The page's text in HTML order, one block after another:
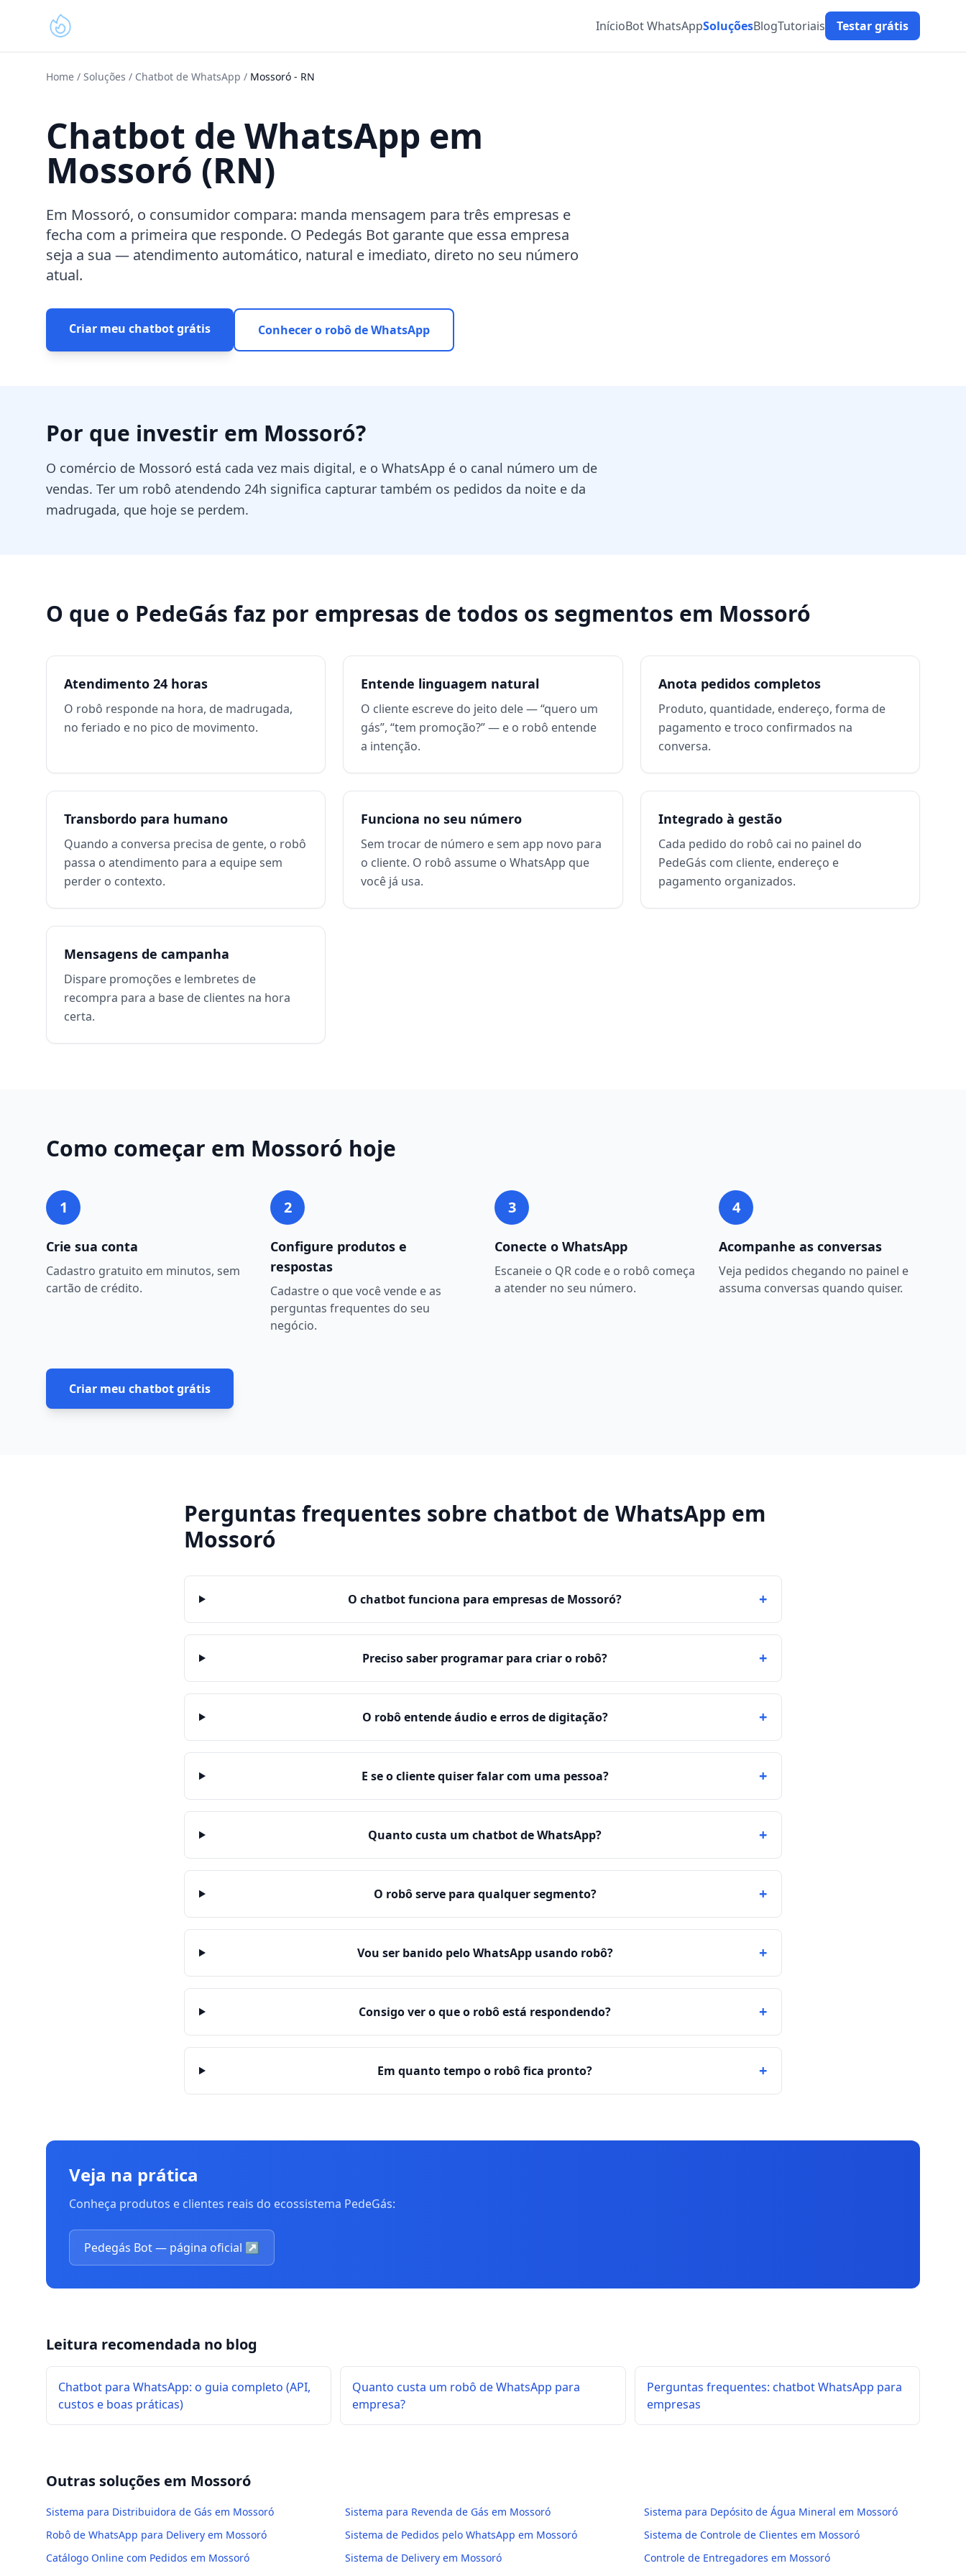
InícioBot WhatsAppSoluçõesBlogTutoriais Testar grátis
Home / Soluções / Chatbot de WhatsApp / Mossoró - RN
Chatbot de WhatsApp em
Mossoró (RN)
Em Mossoró, o consumidor compara: manda mensagem para três empresas e
fecha com a primeira que responde. O Pedegás Bot garante que essa empresa
seja a sua — atendimento automático, natural e imediato, direto no seu número
atual.
Criar meu chatbot grátis Conhecer o robô de WhatsApp
Por que investir em Mossoró?
O comércio de Mossoró está cada vez mais digital, e o WhatsApp é o canal número um de
vendas. Ter um robô atendendo 24h significa capturar também os pedidos da noite e da
madrugada, que hoje se perdem.
O que o PedeGás faz por empresas de todos os segmentos em Mossoró
Atendimento 24 horas
O robô responde na hora, de madrugada,
no feriado e no pico de movimento.
Entende linguagem natural
O cliente escreve do jeito dele — “quero um
gás”, “tem promoção?” — e o robô entende
a intenção.
Anota pedidos completos
Produto, quantidade, endereço, forma de
pagamento e troco confirmados na
conversa.
Transbordo para humano
Quando a conversa precisa de gente, o robô
passa o atendimento para a equipe sem
perder o contexto.
Funciona no seu número
Sem trocar de número e sem app novo para
o cliente. O robô assume o WhatsApp que
você já usa.
Integrado à gestão
Cada pedido do robô cai no painel do
PedeGás com cliente, endereço e
pagamento organizados.
Mensagens de campanha
Dispare promoções e lembretes de
recompra para a base de clientes na hora
certa.
Como começar em Mossoró hoje
1
Crie sua conta
Cadastro gratuito em minutos, sem
cartão de crédito.
2
Configure produtos e
respostas
Cadastre o que você vende e as
perguntas frequentes do seu
negócio.
3
Conecte o WhatsApp
Escaneie o QR code e o robô começa
a atender no seu número.
4
Acompanhe as conversas
Veja pedidos chegando no painel e
assuma conversas quando quiser.
Criar meu chatbot grátis
Perguntas frequentes sobre chatbot de WhatsApp em
Mossoró
O chatbot funciona para empresas de Mossoró? +
Preciso saber programar para criar o robô? +
O robô entende áudio e erros de digitação? +
E se o cliente quiser falar com uma pessoa? +
Quanto custa um chatbot de WhatsApp? +
O robô serve para qualquer segmento? +
Vou ser banido pelo WhatsApp usando robô? +
Consigo ver o que o robô está respondendo? +
Em quanto tempo o robô fica pronto? +
Veja na prática
Conheça produtos e clientes reais do ecossistema PedeGás:
Pedegás Bot — página oficial ↗
Leitura recomendada no blog
Chatbot para WhatsApp: o guia completo (API,
custos e boas práticas)
Quanto custa um robô de WhatsApp para
empresa?
Perguntas frequentes: chatbot WhatsApp para
empresas
Outras soluções em Mossoró
Sistema para Distribuidora de Gás em Mossoró Sistema para Revenda de Gás em Mossoró
Sistema para Depósito de Água Mineral em Mossoró
Robô de WhatsApp para Delivery em Mossoró
Sistema de Pedidos pelo WhatsApp em Mossoró
Sistema de Controle de Clientes em Mossoró
Catálogo Online com Pedidos em Mossoró
Sistema de Delivery em Mossoró
Controle de Entregadores em Mossoró